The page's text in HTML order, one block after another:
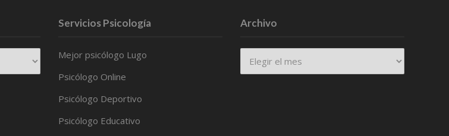
Servicios Psicología
Mejor psicólogo Lugo
Psicólogo Online
Psicólogo Deportivo
Psicólogo Educativo
Archivo